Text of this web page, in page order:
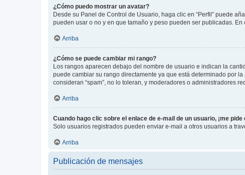
¿Cómo puedo mostrar un avatar?
Desde su Panel de Control de Usuario, haga clic en “Perfil” puede
pueden usar o no y en que tamaño y peso pueden ser publicadas.
Arriba
¿Cómo se puede cambiar mi rango?
Los rangos aparecen debajo del nombre de usuario e indican la
puede cambiar su rango directamente ya que está determinado por
consideran “spam”, no lo toleran, y moderadores o administradores
Arriba
Cuando hago clic sobre el enlace de e-mail de un usuario, ¡me
Solo usuarios registrados pueden enviar e-mail a otros usuarios a
Arriba
Publicación de mensajes